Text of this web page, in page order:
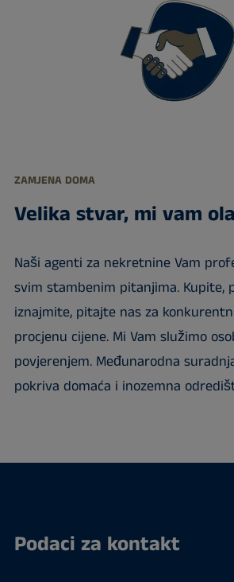
ZAMJENA DOMA
Velika stvar, mi vam
Naši agenti za nekretnine Vam
svim stambenim pitanjima. Kupite,
iznajmite, pitajte nas za
procjenu cijene. Mi Vam služimo
povjerenjem. Međunarodna
pokriva domaća i inozemna
Podaci za kontakt